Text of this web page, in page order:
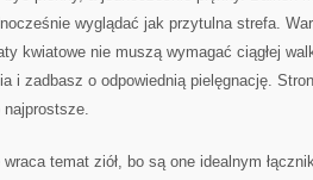
wyglądać jak przytulna strefa.
kwiatowe nie muszą wymagać ciągłej
i zadbasz o odpowiednią pielęgnację.
temat ziół, bo są one idealnym